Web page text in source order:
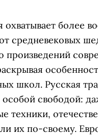
охватывает более
средневековых
произведений
школ. Русская
особой свободой:
техники,
их по-своему.